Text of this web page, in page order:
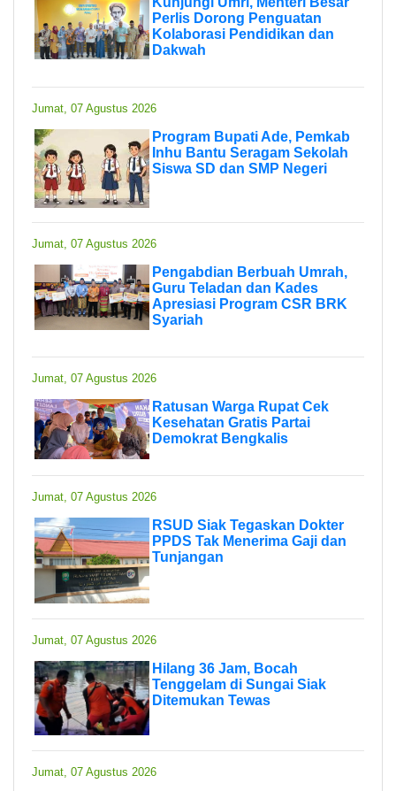
Perlis Dorong Penguatan
Kolaborasi Pendidikan dan
Dakwah
Jumat, 07 Agustus 2026
Program Bupati Ade, Pemkab
Inhu Bantu Seragam Sekolah
Siswa SD dan SMP Negeri
Jumat, 07 Agustus 2026
Pengabdian Berbuah Umrah,
Guru Teladan dan Kades
Apresiasi Program CSR BRK
Syariah
Jumat, 07 Agustus 2026
Ratusan Warga Rupat Cek
Kesehatan Gratis Partai
Demokrat Bengkalis
Jumat, 07 Agustus 2026
RSUD Siak Tegaskan Dokter
PPDS Tak Menerima Gaji dan
Tunjangan
Jumat, 07 Agustus 2026
Hilang 36 Jam, Bocah
Tenggelam di Sungai Siak
Ditemukan Tewas
Jumat, 07 Agustus 2026